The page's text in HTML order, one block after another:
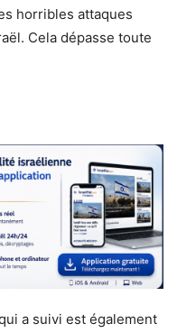
horribles attaques
Cela dépasse toute
a suivi est également